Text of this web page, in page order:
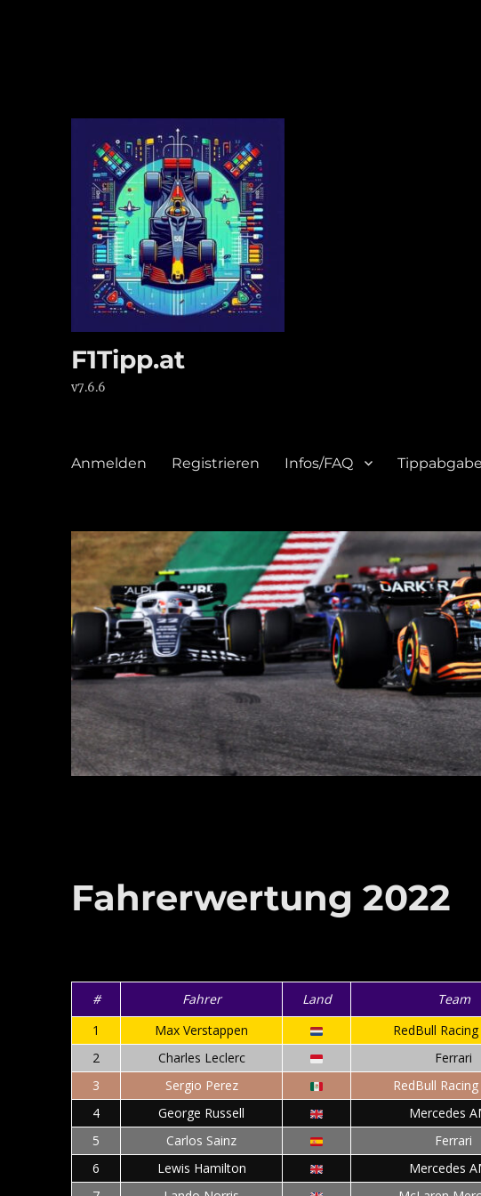
F1Tipp.at
v7.6.6
Anmelden Registrieren Infos/FAQ Tippabgabe
Fahrerwertung 2022
# Fahrer Land Team
1
Max Verstappen RedBull
2
Charles Leclerc Ferrari
3
Sergio Perez RedBull
4
George Russell Mercedes
5
Carlos Sainz Ferrari
6
Lewis Hamilton Mercedes